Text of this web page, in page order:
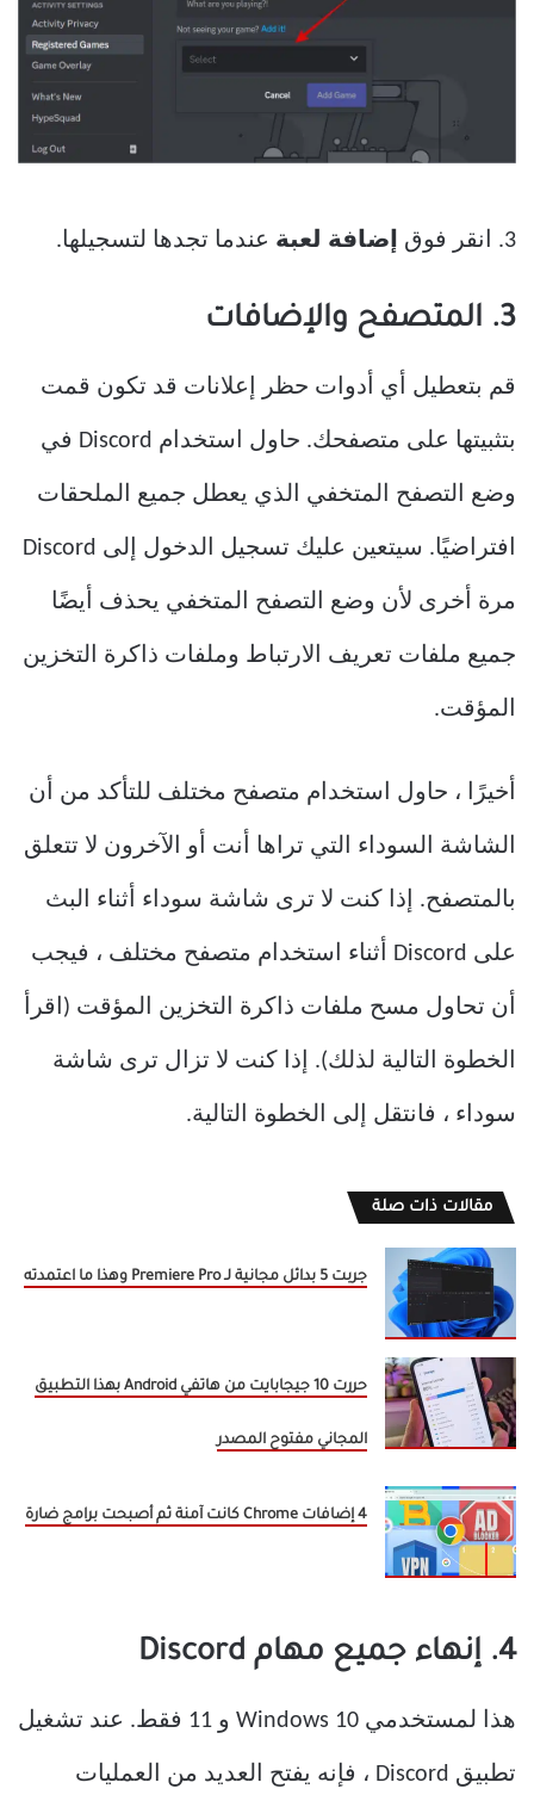
3. انقر فوق إضافة لعبة عندما تجدها لتسجيلها.
3. المتصفح والإضافات
قم بتعطيل أي أدوات حظر إعلانات قد تكون قمت
بتثبيتها على متصفحك. حاول استخدام Discord في
وضع التصفح المتخفي الذي يعطل جميع الملحقات
افتراضيًا. سيتعين عليك تسجيل الدخول إلى Discord
مرة أخرى لأن وضع التصفح المتخفي يحذف أيضًا
جميع ملفات تعريف الارتباط وملفات ذاكرة التخزين
المؤقت.
أخيرًا ، حاول استخدام متصفح مختلف للتأكد من أن
الشاشة السوداء التي تراها أنت أو الآخرون لا تتعلق
بالمتصفح. إذا كنت لا ترى شاشة سوداء أثناء البث
على Discord أثناء استخدام متصفح مختلف ، فيجب
أن تحاول مسح ملفات ذاكرة التخزين المؤقت (اقرأ
الخطوة التالية لذلك). إذا كنت لا تزال ترى شاشة
سوداء ، فانتقل إلى الخطوة التالية.
مقالات ذات صلة
جربت 5 بدائل مجانية لـ Premiere Pro وهذا ما اعتمدته
حررت 10 جيجابايت من هاتفي Android بهذا التطبيق
المجاني مفتوح المصدر
4 إضافات Chrome كانت آمنة ثم أصبحت برامج ضارة
4. إنهاء جميع مهام Discord
هذا لمستخدمي Windows 10 و 11 فقط. عند تشغيل
تطبيق Discord ، فإنه يفتح العديد من العمليات